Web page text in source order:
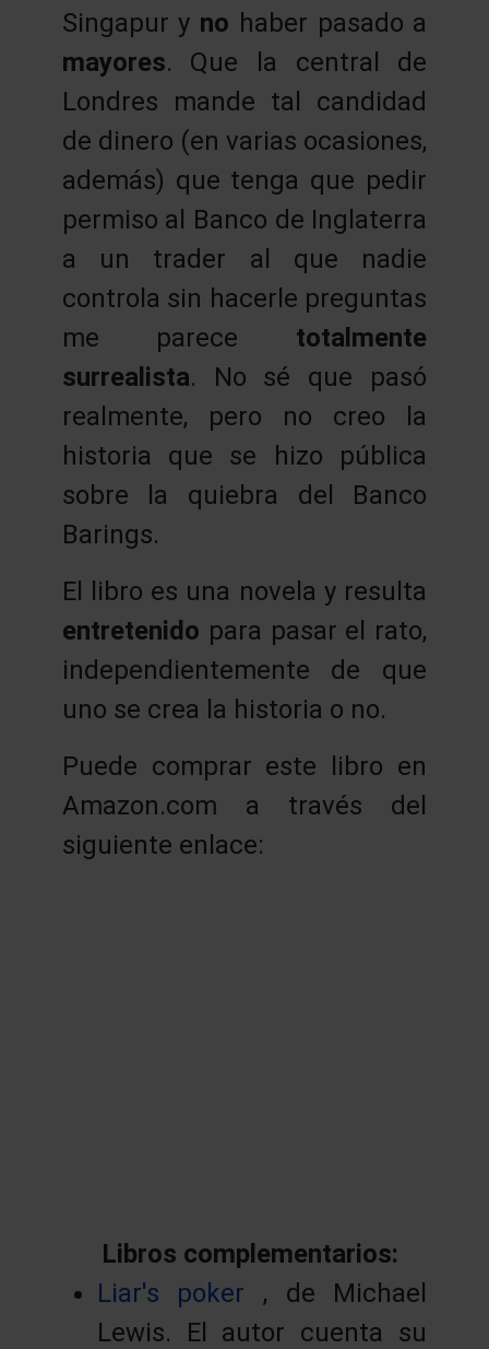
Singapur y no haber pasado a
mayores. Que la central de
Londres mande tal candidad
de dinero (en varias ocasiones,
además) que tenga que pedir
permiso al Banco de Inglaterra
a un trader al que nadie
controla sin hacerle preguntas
me parece totalmente
surrealista. No sé que pasó
realmente, pero no creo la
historia que se hizo pública
sobre la quiebra del Banco
Barings.
El libro es una novela y resulta
entretenido para pasar el rato,
independientemente de que
uno se crea la historia o no.
Puede comprar este libro en
Amazon.com a través del
siguiente enlace:
Libros complementarios:
Liar's poker , de Michael
Lewis. El autor cuenta su